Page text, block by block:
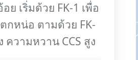
ย เริ่มด้วย FK-1 เพื่อ
กหน่อ ตามด้วย FK-
ความหวาน CCS สูง